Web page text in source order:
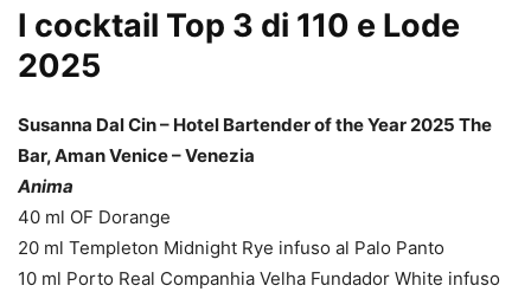
I cocktail Top 3 di 110 e Lode
2025
Susanna Dal Cin – Hotel Bartender of the Year 2025 The
Bar, Aman Venice – Venezia
Anima
40 ml OF Dorange
20 ml Templeton Midnight Rye infuso al Palo Panto
10 ml Porto Real Companhia Velha Fundador White infuso